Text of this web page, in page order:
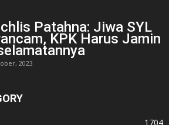
Patahna: Jiwa SYL
KPK Harus Jamin
2023
1704